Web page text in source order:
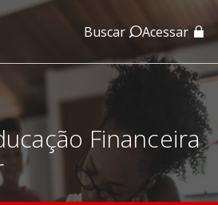
Buscar Acessar
Financeira